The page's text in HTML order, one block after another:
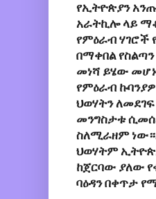
የኢትዮጵያን
አራትኪሎ ላይ
የምዕራብ ሃገሮች
በማቀበል
መነሻ ይሄው
የምዕራብ
ህወሃትን
መንግስታቱ
ስለሚራዘም
ህወሃትም
ከጀርባው ያለው
ባዕዳን በቀጥታ